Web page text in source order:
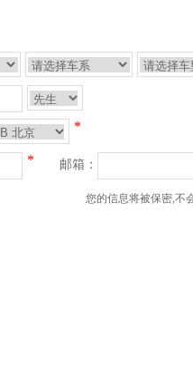
*
* 邮箱：
您的信息将被保密,不